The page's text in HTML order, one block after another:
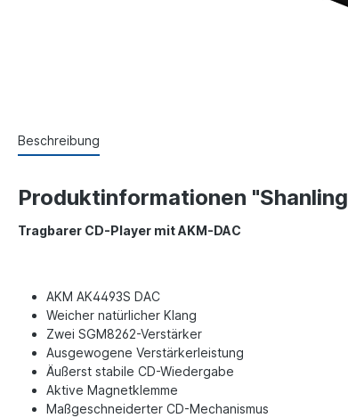
Beschreibung
Produktinformationen
Tragbarer CD-Player mit AKM-DAC
AKM AK4493S DAC
Weicher natürlicher Klang
Zwei SGM8262-Verstärker
Ausgewogene Verstärkerleistung
Äußerst stabile CD-Wiedergabe
Aktive Magnetklemme
Maßgeschneiderter CD-Mechanismus